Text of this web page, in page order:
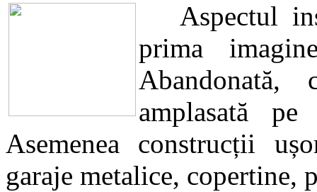
Aspectul
prima
amplasată
Asemenea construcții
garaje metalice, copertine,